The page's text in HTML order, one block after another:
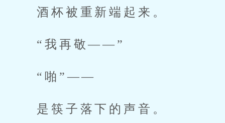
酒杯被重新端起来。
“我再敬——”
“啪”——
是筷子落下的声音。